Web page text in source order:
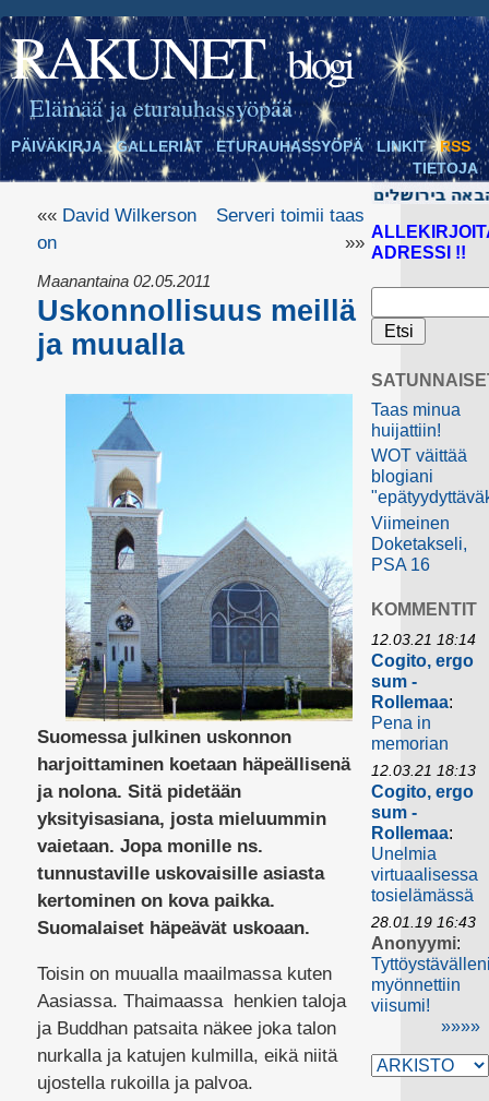
RAKUNET blogi
Elämää ja eturauhassyöpää
PÄIVÄKIRJA GALLERIAT ETURAUHASSYÖPÄ LINKIT
RSS
TIETOJA
«« David Wilkerson
on
Serveri toimii taas
»»
Maanantaina 02.05.2011
Uskonnollisuus meillä
ja muualla
Suomessa julkinen uskonnon
harjoittaminen koetaan häpeällisenä
ja nolona. Sitä pidetään
yksityisasiana, josta mieluummin
vaietaan. Jopa monille ns.
tunnustaville uskovaisille asiasta
kertominen on kova paikka.
Suomalaiset häpeävät uskoaan.
Toisin on muualla maailmassa kuten
Aasiassa. Thaimaassa henkien taloja
ja Buddhan patsaita näkee joka talon
nurkalla ja katujen kulmilla, eikä niitä
ujostella rukoilla ja palvoa.
ADRESSI !!
Taas minua
huijattiin!
WOT väittää
blogiani
Viimeinen
Doketakseli,
PSA 16
KOMMENTIT
12.03.21 18:14
Cogito, ergo
sum -
Rollemaa:
Pena in
memorian
12.03.21 18:13
Cogito, ergo
sum -
Rollemaa:
Unelmia
virtuaalisessa
tosielämässä
28.01.19 16:43
Anonyymi:
myönnettiin
viisumi!
»»»»